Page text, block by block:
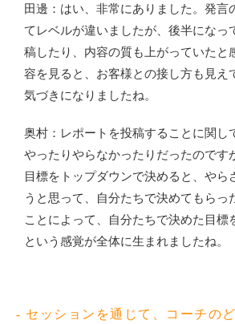
田邊：はい、非常にありました。発言
てレベルが違いましたが、後半になっ
稿したり、内容の質も上がっていたと
容を見ると、お客様との接し方も見え
気づきになりましたね。
奥村：レポートを投稿することに関し
やったりやらなかったりだったのです
目標をトップダウンで決めると、やら
うと思って、自分たちで決めてもらっ
ことによって、自分たちで決めた目標
という感覚が全体に生まれましたね。
- セッションを通じて、コーチの